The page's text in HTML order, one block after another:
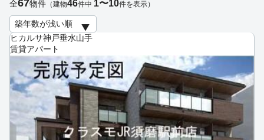
ヒカルサ神戸垂水山手
賃貸アパート
全67物件 （建物46件中 1〜10件を表示）